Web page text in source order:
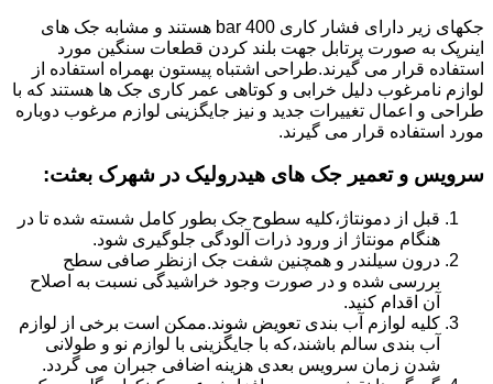
جکهای زیر دارای فشار کاری 400 bar هستند و مشابه جک های
اینرپک به صورت پرتابل جهت بلند کردن قطعات سنگین مورد
استفاده قرار می گیرند.طراحی اشتباه پیستون بهمراه استفاده از
لوازم نامرغوب دلیل خرابی و کوتاهی عمر کاری جک ها هستند که با
طراحی و اعمال تغییرات جدید و نیز جایگزینی لوازم مرغوب دوباره
مورد استفاده قرار می گیرند.
سرویس و تعمیر جک های هیدرولیک در شهرک بعثت:
قبل از دمونتاژ،کلیه سطوح جک بطور کامل شسته شده تا در
هنگام مونتاژ از ورود ذرات آلودگی جلوگیری شود.
درون سیلندر و همچنین شفت جک ازنظر صافی سطح
بررسی شده و در صورت وجود خراشیدگی نسبت به اصلاح
آن اقدام کنید.
کلیه لوازم آب بندی تعویض شوند.ممکن است برخی از لوازم
آب بندی سالم باشند،که با جایگزینی با لوازم نو و طولانی
شدن زمان سرویس بعدی هزینه اضافی جبران می گردد.